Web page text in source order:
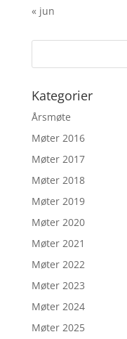
« jun
Kategorier
Årsmøte
Møter 2016
Møter 2017
Møter 2018
Møter 2019
Møter 2020
Møter 2021
Møter 2022
Møter 2023
Møter 2024
Møter 2025